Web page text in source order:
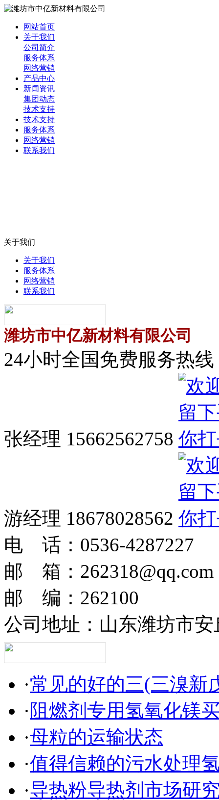
网站首页
关于我们
公司简介
服务体系
网络营销
产品中心
新闻资讯
集团动态
技术支持
技术支持
服务体系
网络营销
联系我们
关于我们
关于我们
服务体系
网络营销
联系我们
潍坊市中亿新材料有限公司
24小时全国免费服务热线
张经理 15662562758
游经理 18678028562
电 话：0536-4287227
邮 箱：262318@qq.com
邮 编：262100
公司地址： 山东潍坊市
·常见的好的三(三溴新
· 阻燃剂专用氢氧化镁
·母粒的运输状态
·值得信赖的污水处理
·导热粉导热剂市场研